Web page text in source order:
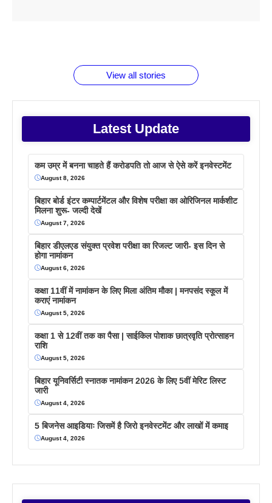
View all stories
Latest Update
कम उम्र में बनना चाहते हैं करोडपति तो आज से ऐसे करें इनवेस्टमेंट
August 8, 2026
बिहार बोर्ड इंटर कम्पार्टमेंटल और विशेष परीक्षा का ओरिजिनल मार्कशीट
मिलना शुरू- जल्दी देखें
August 7, 2026
बिहार डीएलएड संयुक्त प्रवेश परीक्षा का रिजल्ट जारी- इस दिन से
होगा नामांकन
August 6, 2026
कक्षा 11वीं में नामांकन के लिए मिला अंतिम मौका | मनपसंद स्कूल में
कराएं नामांकन
August 5, 2026
कक्षा 1 से 12वीं तक का पैसा | साईकिल पोशाक छात्रवृति प्रोत्साहन
राशि
August 5, 2026
बिहार यूनिवर्सिटी स्नातक नामांकन 2026 के लिए 5वीं मेरिट लिस्ट
जारी
August 4, 2026
5 बिजनेस आइडियाः जिसमें है जिरो इनवेस्टमेंट और लाखों में कमाइ
August 4, 2026